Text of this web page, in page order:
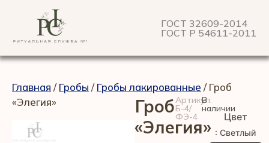
ГОСТ 32609-2014
ГОСТ Р 54611-2011
Главная /Гробы /Гробы лакированные / Гроб
«Элегия»
Гроб
«Элегия»
Артикул:
Б-4/
ФЭ-4
В
наличии
Цвет
: Светлый